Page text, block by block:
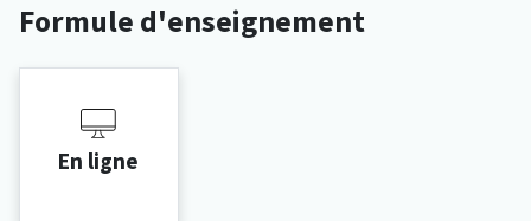
Formule d'enseignement
En ligne